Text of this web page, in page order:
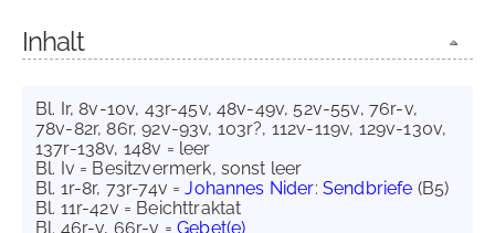
Inhalt
Bl. Ir, 8v-10v, 43r-45v, 48v-49v, 52v-55v, 76r-v,
78v-82r, 86r, 92v-93v, 103r?, 112v-119v, 129v-130v,
137r-138v, 148v = leer
Bl. Iv = Besitzvermerk, sonst leer
Bl. 1r-8r, 73r-74v =Johannes Nider: Sendbriefe (B5)
Bl. 11r-42v = Beichttraktat
Bl. 46r-v, 66r-v =Gebet(e)